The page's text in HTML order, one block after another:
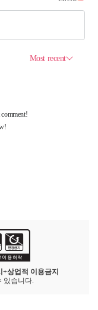
상업적 이용금지
있습니다.